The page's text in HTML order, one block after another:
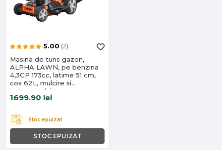
5.00 (2)
Masina de tuns gazon,
ALPHA LAWN, pe benzina
4,3CP 173cc, latime 51 cm,
cos 62L, mulcire si
autopropulsie
1699.90 lei
Stoc epuizat
STOC EPUIZAT